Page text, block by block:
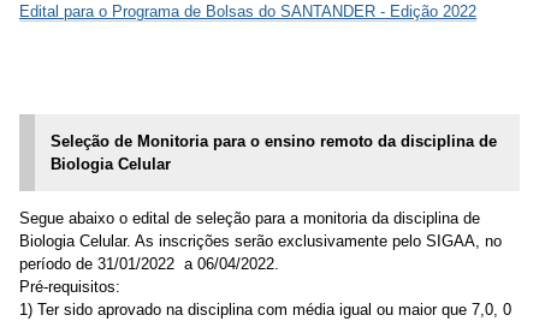
Edital para o Programa de Bolsas do SANTANDER - Edição 2022
Seleção de Monitoria para o ensino remoto da disciplina de
Biologia Celular
Segue abaixo o edital de seleção para a monitoria da disciplina de
Biologia Celular. As inscrições serão exclusivamente pelo SIGAA, no
período de 31/01/2022 a 06/04/2022.
Pré-requisitos:
1) Ter sido aprovado na disciplina com média igual ou maior que 7,0, 0